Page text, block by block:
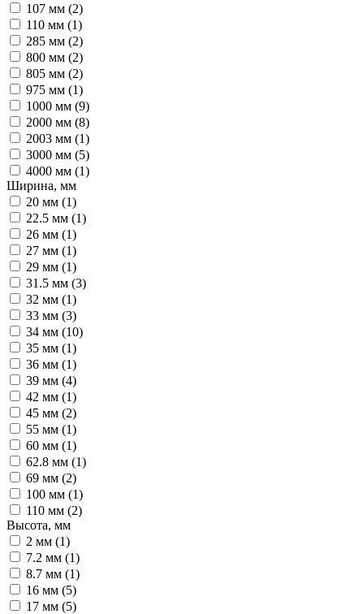
107 мм (2)
110 мм (1)
285 мм (2)
800 мм (2)
805 мм (2)
975 мм (1)
1000 мм (9)
2000 мм (8)
2003 мм (1)
3000 мм (5)
4000 мм (1)
Ширина, мм
20 мм (1)
22.5 мм (1)
26 мм (1)
27 мм (1)
29 мм (1)
31.5 мм (3)
32 мм (1)
33 мм (3)
34 мм (10)
35 мм (1)
36 мм (1)
39 мм (4)
42 мм (1)
45 мм (2)
55 мм (1)
60 мм (1)
62.8 мм (1)
69 мм (2)
100 мм (1)
110 мм (2)
Высота, мм
2 мм (1)
7.2 мм (1)
8.7 мм (1)
16 мм (5)
17 мм (5)